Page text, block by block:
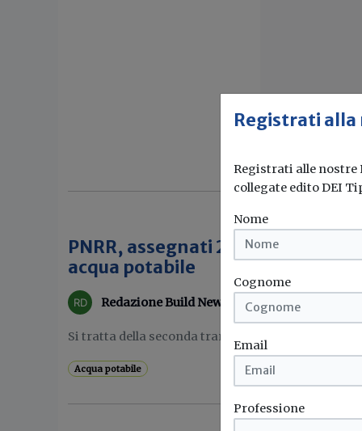
PNRR, assegnati 293 milioni per
acqua potabile
Redazione Build News
Si tratta della seconda tranche di un progetto da
Acqua potabile
Registrati alla
Registrati alle nostre
collegate edito DEI
Nome
Cognome
Email
Professione